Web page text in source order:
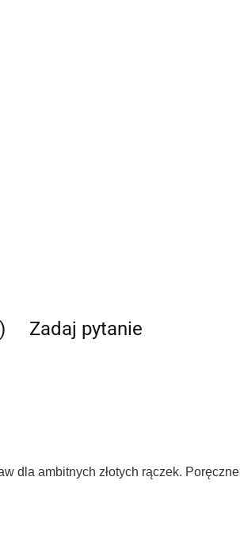
Zadaj pytanie
dla ambitnych złotych rączek. Poręczne